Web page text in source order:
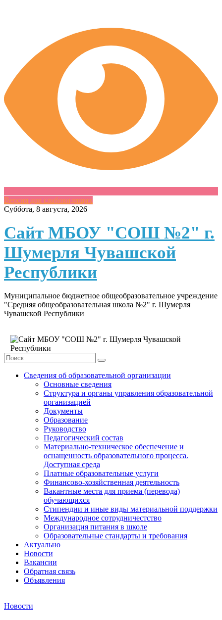
Версия для слабовидящих
Skip
content
Суббота, 8 августа, 2026
Сайт МБОУ "СОШ №2" г.
Шумерля Чувашской
Республики
Муниципальное бюджетное общеобразовательное учреждение
"Средняя общеобразовательная школа №2" г. Шумерля
Чувашской Республики
Сведения об образовательной организации
Основные сведения
Структура и органы управления образовательной
организацией
Документы
Образование
Руководство
Педагогический состав
Материально-техническое обеспечение и
оснащенность образовательного процесса.
Доступная среда
Платные образовательные услуги
Финансово-хозяйственная деятельность
Вакантные места для приема (перевода)
обучающихся
Стипендии и иные виды материальной поддержки
Международное сотрудничестство
Организация питания в школе
Образовательные стандарты и требования
Актуально
Новости
Вакансии
Обратная связь
Объявления
Новости